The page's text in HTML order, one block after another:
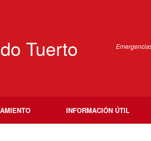
Tuerto
INFORMACIÓN ÚTIL